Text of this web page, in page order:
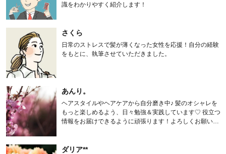
識をわかりやすく紹介します！
さくら
日常のストレスで髪が薄くなった女性を応援！自分の経験
をもとに、執筆させていただきました。
あんり。
ヘアスタイルやヘアケアから自分磨き中♪ 髪のオシャレを
もっと楽しめるよう、日々勉強＆実践しています♡ 役立つ
情報をお届けできるように頑張ります！よろしくお願いし
ダリア**